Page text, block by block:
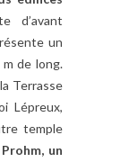
d’avant
un
de long.
Terrasse
Lépreux,
temple
un